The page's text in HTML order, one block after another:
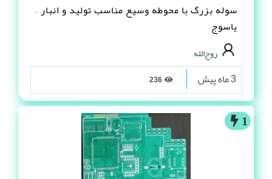
سوله بزرگ با محوطه وسیع مناسب تولید و انبار –
یاسوج
روح‌الله
3 ماه پیش
1